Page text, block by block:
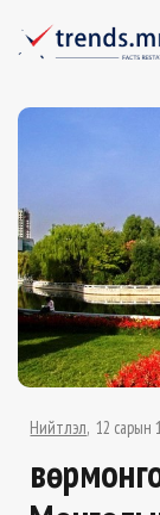
Нийтлэл 12 сарын